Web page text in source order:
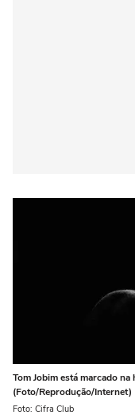
Tom Jobim está marcado
(Foto/Reprodução/Internet)
Foto: Cifra Club